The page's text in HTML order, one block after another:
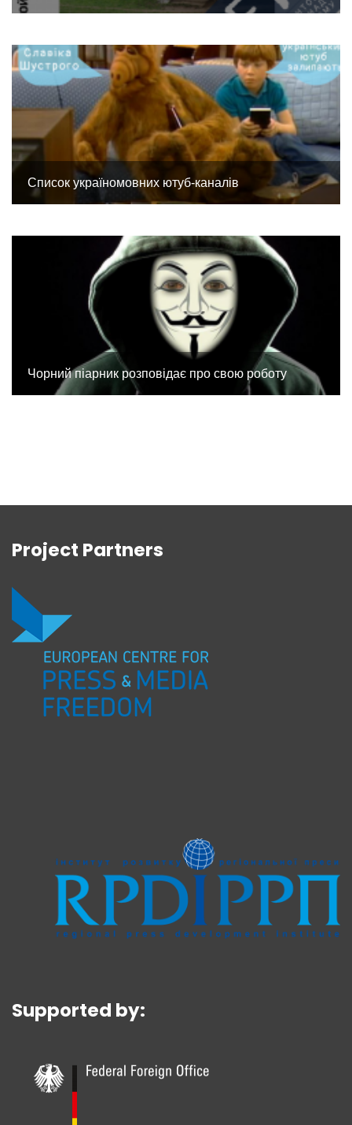
Список україномовних ютуб-каналів
Чорний піарник розповідає про свою роботу
Project Partners
Supported by: